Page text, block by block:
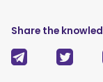
Share the